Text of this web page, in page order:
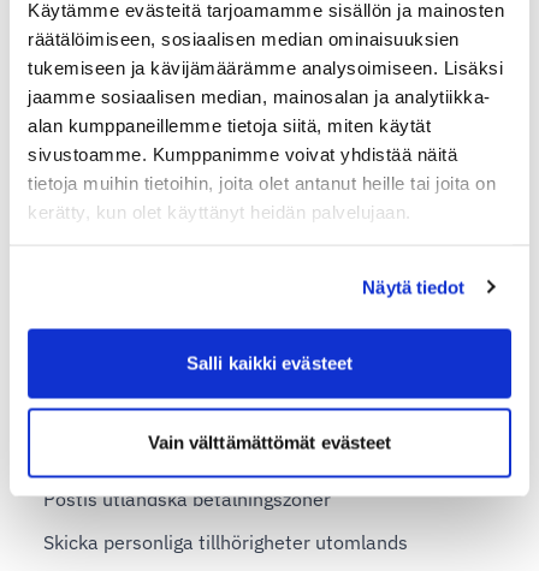
Käytämme evästeitä tarjoamamme sisällön ja mainosten
räätälöimiseen, sosiaalisen median ominaisuuksien
tukemiseen ja kävijämäärämme analysoimiseen. Lisäksi
jaamme sosiaalisen median, mainosalan ja analytiikka-
alan kumppaneillemme tietoja siitä, miten käytät
sivustoamme. Kumppanimme voivat yhdistää näitä
tietoja muihin tietoihin, joita olet antanut heille tai joita on
kerätty, kun olet käyttänyt heidän palvelujaan.
Näytä tiedot
Salli kaikki evästeet
Vain välttämättömät evästeet
Skicka paket till Vietnam
Skicka paket till USA
Utrikeshandel och moms
Exportdeklaration
EU-länder
Handels- och proformafaktura
Import leveranser
Postis utländska betalningszoner
Skicka personliga tillhörigheter utomlands